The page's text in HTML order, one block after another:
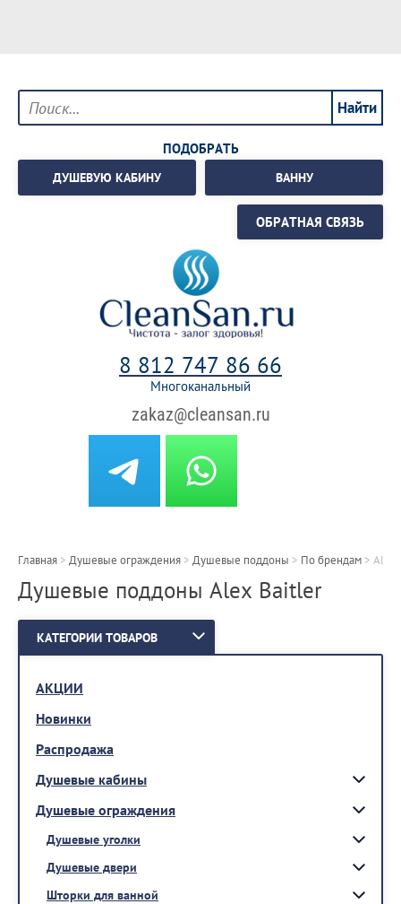
ПОДОБРАТЬ
ДУШЕВУЮ КАБИНУ ВАННУ
ОБРАТНАЯ СВЯЗЬ
8 812 747 86 66
Многоканальный
zakaz@cleansan.ru
Главная > Душевые ограждения > Душевые поддоны > По брендам > Alex
Душевые поддоны Alex Baitler
КАТЕГОРИИ ТОВАРОВ
АКЦИИ
Новинки
Распродажа
Душевые кабины
Душевые ограждения
Душевые уголки
Душевые двери
Шторки для ванной